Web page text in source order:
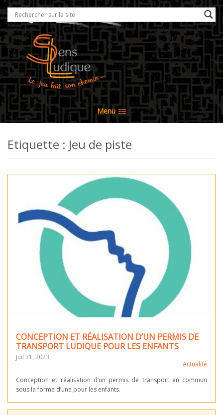
Menu
Etiquette : Jeu de piste
CONCEPTION ET RÉALISATION D’UN PERMIS DE
TRANSPORT LUDIQUE POUR LES ENFANTS
Juil 31, 2023
Actualité
Conception et réalisation d’un permis de transport en commun
sous la forme d’une pour les enfants.